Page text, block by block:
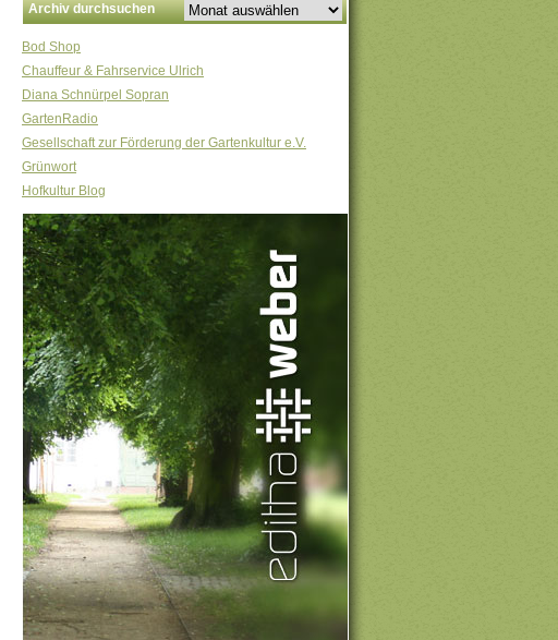
Archiv durchsuchen
Bod Shop
Chauffeur & Fahrservice Ulrich
Diana Schnürpel Sopran
GartenRadio
Gesellschaft zur Förderung der Gartenkultur e.V.
Grünwort
Hofkultur Blog